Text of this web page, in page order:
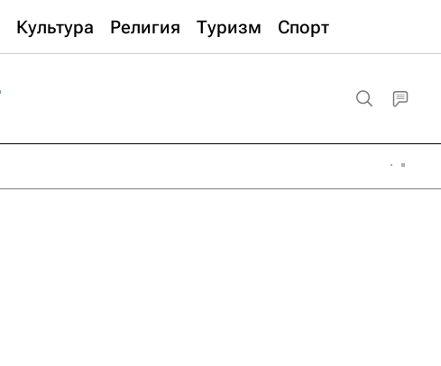
Культура Религия Туризм Спорт